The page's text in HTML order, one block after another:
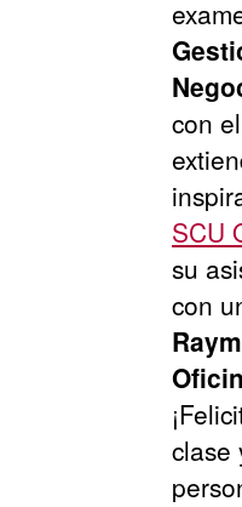
con
SCU
su
con
clase